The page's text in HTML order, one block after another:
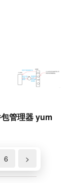
管理器 yum
6 >